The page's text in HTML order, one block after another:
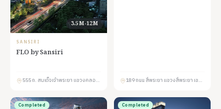
3.5M-12M
SANSIRI
FLO by Sansiri
555 ถ. สมเด็จเจ้าพระยา แขวงคลองสาน คลองสาน กรุงเทพมหานคร 10600 189 ถนน สี่พระยา แขวงสี่พระยา เขตบางรัก กรุงเทพมหานคร 10500
Completed Completed